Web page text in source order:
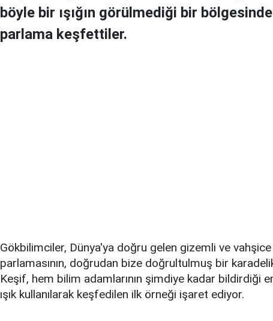
böyle bir ışığın görülmediği bir
parlama keşfettiler.
Gökbilimciler, Dünya'ya doğru gelen gizemli ve vahşice
parlamasının, doğrudan bize doğrultulmuş bir
Keşif, hem bilim adamlarının şimdiye kadar bildirdiği
ışık kullanılarak keşfedilen ilk örneği işaret ediyor.